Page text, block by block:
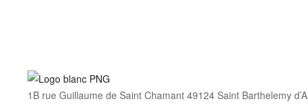
1B rue Guillaume de Saint Chamant 49124 Saint Barthelemy